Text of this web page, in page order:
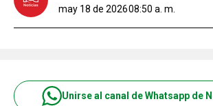
may 18 de 202608:50 a. m.
Unirse al canal de Whatsapp de